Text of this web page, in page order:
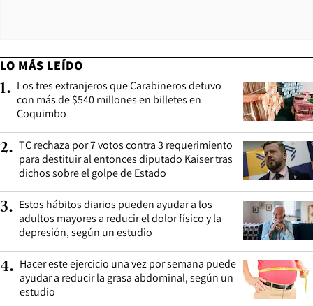
LO MÁS LEÍDO
1. Los tres extranjeros que Carabineros detuvo
con más de $540 millones en billetes en
Coquimbo
2. TC rechaza por 7 votos contra 3 requerimiento
para destituir al entonces diputado Kaiser tras
dichos sobre el golpe de Estado
3. Estos hábitos diarios pueden ayudar a los
adultos mayores a reducir el dolor físico y la
depresión, según un estudio
4. Hacer este ejercicio una vez por semana puede
ayudar a reducir la grasa abdominal, según un
estudio